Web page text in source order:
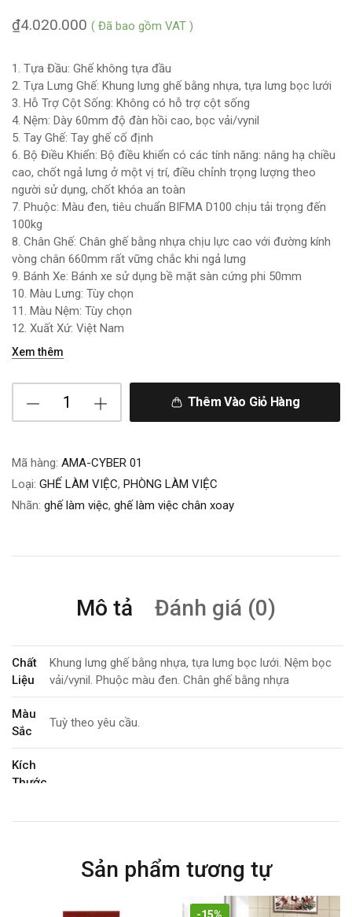
4.020.000
₫ ( Đã bao gồm VAT )
1. Tựa Đầu: Ghế không tựa đầu
2. Tựa Lưng Ghế: Khung lưng ghế bằng nhựa, tựa lưng bọc lưới
3. Hỗ Trợ Cột Sống: Không có hỗ trợ cột sống
4. Nệm: Dày 60mm độ đàn hồi cao, bọc vải/vynil
5. Tay Ghế: Tay ghế cố định
6. Bộ Điều Khiển: Bộ điều khiển có các tính năng: nâng hạ chiều
cao, chốt ngả lưng ở một vị trí, điều chỉnh trọng lượng theo
người sử dụng, chốt khóa an toàn
7. Phuộc: Màu đen, tiêu chuẩn BIFMA D100 chịu tải trọng đến
100kg
8. Chân Ghế: Chân ghế bằng nhựa chịu lực cao với đường kính
vòng chân 660mm rất vững chắc khi ngả lưng
9. Bánh Xe: Bánh xe sử dụng bề mặt sàn cứng phi 50mm
10. Màu Lưng: Tùy chọn
11. Màu Nệm: Tùy chọn
12. Xuất Xứ: Việt Nam
Xem thêm
Thêm Vào Giỏ Hàng
Mã hàng: AMA-CYBER 01
Loại: GHẾ LÀM VIỆC, PHÒNG LÀM VIỆC
Nhãn: ghế làm việc, ghế làm việc chân xoay
Mô tả Đánh giá (0)
Chất
Liệu
Khung lưng ghế bằng nhựa, tựa lưng bọc lưới. Nệm bọc
vải/vynil. Phuộc màu đen. Chân ghế bằng nhựa
Màu
Sắc
Tuỳ theo yêu cầu.
Kích
Thước
Tăng giảm chiều cao. Xoay 360 độ.
Sản phẩm tương tự